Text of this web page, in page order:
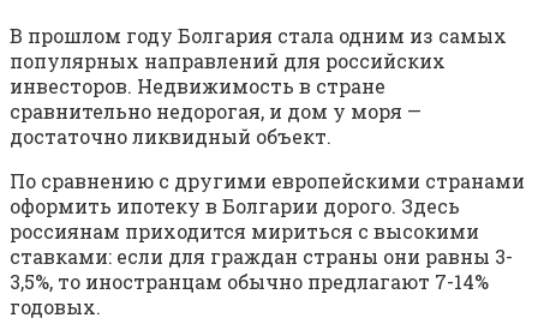
В прошлом году Болгария стала одним из самых
популярных направлений для российских
инвесторов. Недвижимость в стране
сравнительно недорогая, и дом у моря —
достаточно ликвидный объект.
По сравнению с другими европейскими странами
оформить ипотеку в Болгарии дорого. Здесь
россиянам приходится мириться с высокими
ставками: если для граждан страны они равны 3-
3,5%, то иностранцам обычно предлагают 7-14%
годовых.